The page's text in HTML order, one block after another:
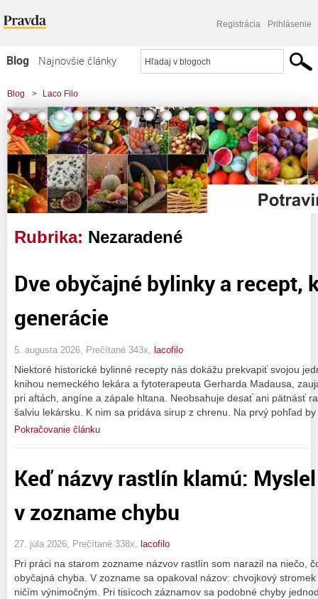
Registrácia Prihlásenie
Blog
Najnovšie články
Najčítanejšie články
Najkomentovanejšie články
Zoznam blogov
Komerčné blogy
Blog > Laco Filo
Rubrika: Nezaradené
Dve obyčajné bylinky a recept,
generácie
5. augusta 2026, Prečítané 343x, lacofilo
Niektoré historické bylinné recepty nás dokážu prekvapiť svojou
knihou nemeckého lekára a fytoterapeuta Gerharda Madausa,
pri aftách, angíne a zápale hltana. Neobsahuje desať ani pätnásť
šalviu lekársku. K nim sa pridáva sirup z chrenu. Na prvý pohľad
Pokračovanie článku
Keď názvy rastlín klamú:
v zozname chybu
27. júla 2026, Prečítané 338x, lacofilo
Pri práci na starom zozname názvov rastlín som narazil na niečo,
obyčajná chyba. V zozname sa opakoval názov: chvojkový
ničím výnimočným. Pri tisícoch záznamov sa podobné chyby